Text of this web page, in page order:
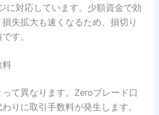
に対応しています。少額資金で効
失拡大も速くなるため、損切り
す。
料
て異なります。Zeroブレード口
りに取引手数料が発生します。